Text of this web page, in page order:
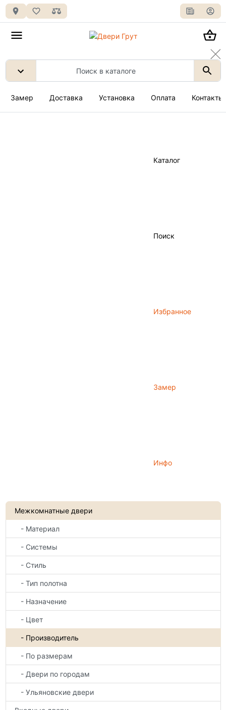
Замер Доставка Установка Оплата Контакты
Каталог
Поиск
Избранное
Замер
Инфо
Межкомнатные двери
- Материал
- Системы
- Стиль
- Тип полотна
- Назначение
- Цвет
- Производитель
- По размерам
- Двери по городам
- Ульяновские двери